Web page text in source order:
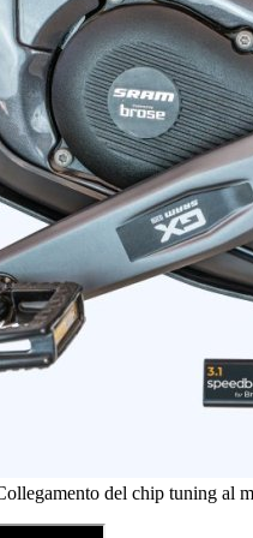
del chip tuning al